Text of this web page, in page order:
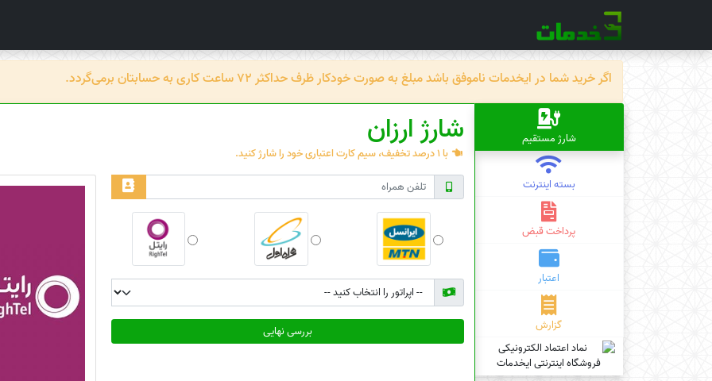
اگر خرید شما در ایخدمات ناموفق باشد مبلغ به صورت خودکار ظرف حداکثر 72 ساعت کاری به حسابتان برمی‌گردد.
شارژ مستقیم
بسته اینترنت
پرداخت قبض
اعتبار
گزارش
شارژ ارزان
با 1 درصد تخفیف، سیم کارت اعتباری خود را شارژ کنید.
بررسی نهایی